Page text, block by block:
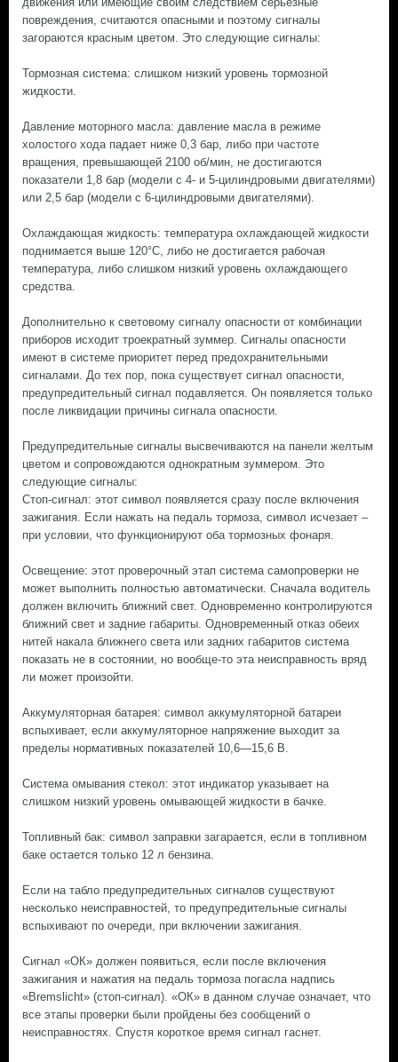
повреждения, считаются опасными и поэтому сигналы
загораются красным цветом. Это следующие сигналы:
Тормозная система: слишком низкий уровень тормозной
жидкости.
Давление моторного масла: давление масла в режиме
холостого хода падает ниже 0,3 бар, либо при частоте
вращения, превышающей 2100 об/мин, не достигаются
показатели 1,8 бар (модели с 4- и 5-цилиндровыми двигателями)
или 2,5 бар (модели с 6-цилиндровыми двигателями).
Охлаждающая жидкость: температура охлаждающей жидкости
поднимается выше 120°С, либо не достигается рабочая
температура, либо слишком низкий уровень охлаждающего
средства.
Дополнительно к световому сигналу опасности от комбинации
приборов исходит троекратный зуммер. Сигналы опасности
имеют в системе приоритет перед предохранительными
сигналами. До тех пор, пока существует сигнал опасности,
предупредительный сигнал подавляется. Он появляется только
после ликвидации причины сигнала опасности.
Предупредительные сигналы высвечиваются на панели желтым
цветом и сопровождаются однократным зуммером. Это
следующие сигналы:
Стоп-сигнал: этот символ появляется сразу после включения
зажигания. Если нажать на педаль тормоза, символ исчезает –
при условии, что функционируют оба тормозных фонаря.
Освещение: этот проверочный этап система самопроверки не
может выполнить полностью автоматически. Сначала водитель
должен включить ближний свет. Одновременно контролируются
ближний свет и задние габариты. Одновременный отказ обеих
нитей накала ближнего света или задних габаритов система
показать не в состоянии, но вообще-то эта неисправность вряд
ли может произойти.
Аккумуляторная батарея: символ аккумуляторной батареи
вспыхивает, если аккумуляторное напряжение выходит за
пределы нормативных показателей 10,6—15,6 В.
Система омывания стекол: этот индикатор указывает на
слишком низкий уровень омывающей жидкости в бачке.
Топливный бак: символ заправки загарается, если в топливном
баке остается только 12 л бензина.
Если на табло предупредительных сигналов существуют
несколько неисправностей, то предупредительные сигналы
вспыхивают по очереди, при включении зажигания.
Сигнал «ОК» должен появиться, если после включения
зажигания и нажатия на педаль тормоза погасла надпись
«Bremslicht» (стоп-сигнал). «ОК» в данном случае означает, что
все этапы проверки были пройдены без сообщений о
неисправностях. Спустя короткое время сигнал гаснет.